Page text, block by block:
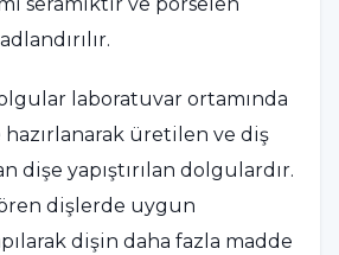
laboratuvar ortamında
üretilen ve diş
dişe yapıştırılan dolgulardır.
dişlerde uygun
dişin daha fazla madde